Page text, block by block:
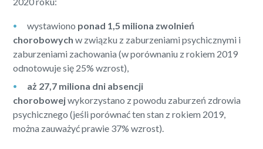
wystawiono ponad 1,5 miliona zwolnień
chorobowych w związku z zaburzeniami psychicznymi i
zaburzeniami zachowania (w porównaniu z rokiem 2019
odnotowuje się 25% wzrost),
aż 27,7 miliona dni absencji
chorobowejwykorzystano z powodu zaburzeń zdrowia
psychicznego (jeśli porównać ten stan z rokiem 2019,
można zauważyć prawie 37% wzrost).